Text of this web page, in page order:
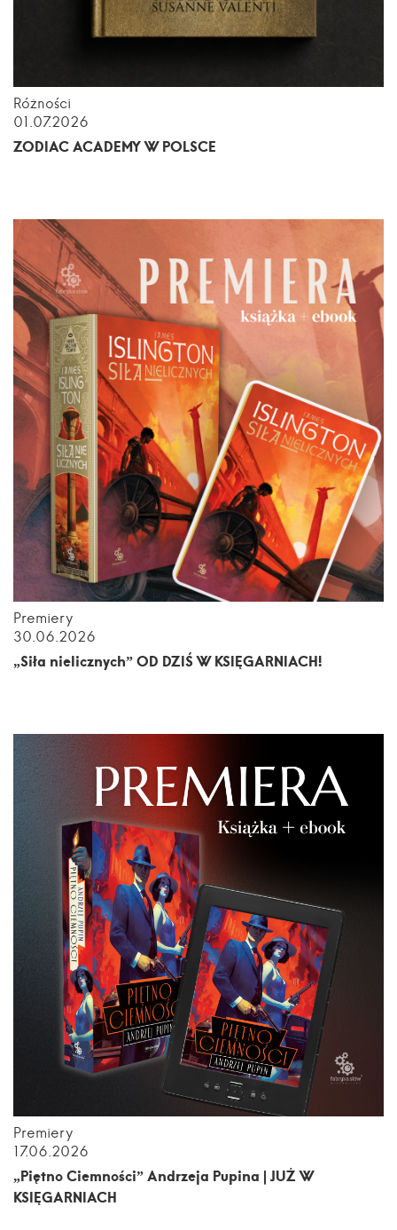
Różności
01.07.2026
ZODIAC ACADEMY W POLSCE
Premiery
30.06.2026
„Siła nielicznych” OD DZIŚ W KSIĘGARNIACH!
Premiery
17.06.2026
„Piętno Ciemności” Andrzeja Pupina | JUŻ W
KSIĘGARNIACH